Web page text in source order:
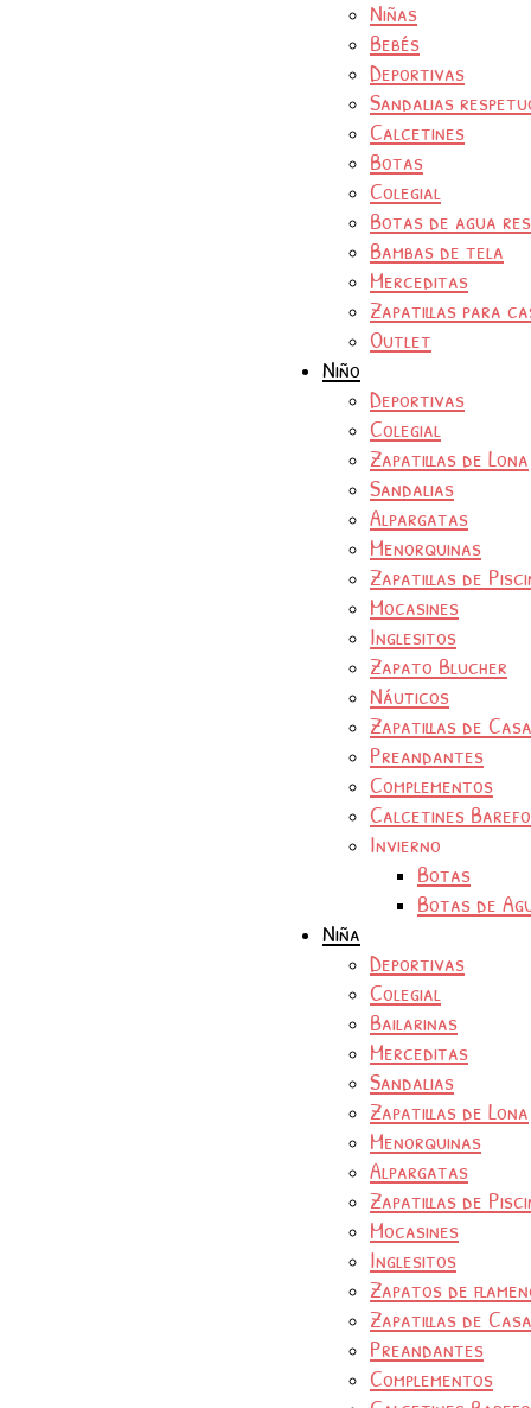
Niñas
Bebés
Deportivas
Sandalias
Calcetines
Botas
Colegial
Botas de agua
Bambas de tela
Merceditas
Zapatillas para
Outlet
Niño
Deportivas
Colegial
Zapatillas de Lona
Sandalias
Alpargatas
Menorquinas
Zapatillas de
Mocasines
Inglesitos
Zapato Blucher
Náuticos
Zapatillas de Casa
Preandantes
Complementos
Calcetines
Invierno
Botas
Botas de
Niña
Deportivas
Colegial
Bailarinas
Merceditas
Sandalias
Zapatillas de Lona
Menorquinas
Alpargatas
Zapatillas de
Mocasines
Inglesitos
Zapatos de
Zapatillas de Casa
Preandantes
Complementos